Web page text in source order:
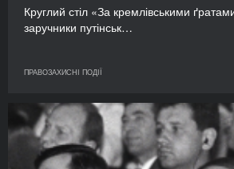
Круглий стіл «За кремлівськими
заручники путінськ…
ПРАВОЗАХИСНІ ПОДІЇ